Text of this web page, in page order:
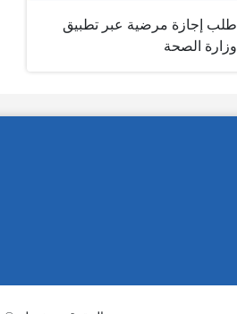
طلب إجازة مرضية عبر تطبيق
وزارة الصحة